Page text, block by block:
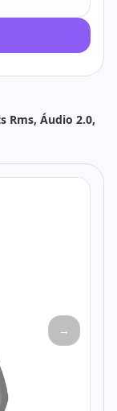
Rms, Áudio 2.0,
→